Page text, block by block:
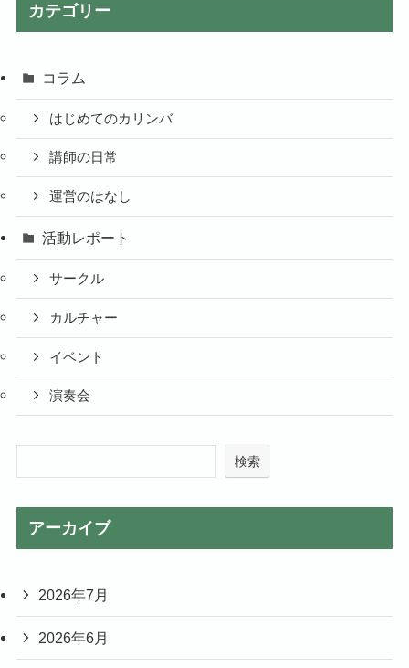
カテゴリー
コラム
はじめてのカリンバ
講師の日常
運営のはなし
活動レポート
サークル
カルチャー
イベント
演奏会
検索
アーカイブ
2026年7月
2026年6月